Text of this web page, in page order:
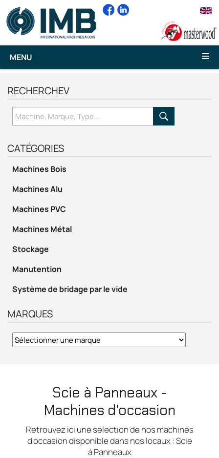
MENU
RECHERCHEV
CATÉGORIES
Machines Bois
Machines Alu
Machines PVC
Machines Métal
Stockage
Manutention
Système de bridage par le vide
MARQUES
Scie à Panneaux -
Machines d'occasion
Retrouvez ici une sélection de nos machines
d'occasion disponible dans nos locaux : Scie
à Panneaux